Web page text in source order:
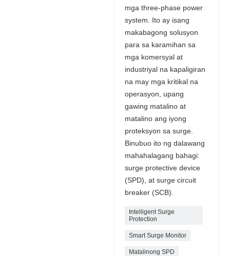
mga three-phase power
system. Ito ay isang
makabagong solusyon
para sa karamihan sa
mga komersyal at
industriyal na kapaligiran
na may mga kritikal na
operasyon, upang
gawing matalino at
matalino ang iyong
proteksyon sa surge.
Binubuo ito ng dalawang
mahahalagang bahagi:
surge protective device
(SPD), at surge circuit
breaker (SCB).
Intelligent Surge
Protection
Smart Surge Monitor
Matalinong SPD